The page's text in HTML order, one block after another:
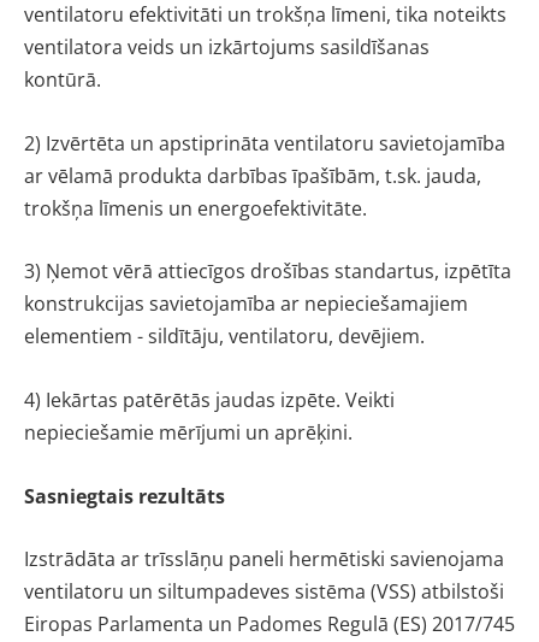
ventilatoru efektivitāti un trokšņa līmeni, tika noteikts
ventilatora veids un izkārtojums sasildīšanas
kontūrā.
2) Izvērtēta un apstiprināta ventilatoru savietojamība
ar vēlamā produkta darbības īpašībām, t.sk. jauda,
trokšņa līmenis un energoefektivitāte.
3) Ņemot vērā attiecīgos drošības standartus, izpētīta
konstrukcijas savietojamība ar nepieciešamajiem
elementiem - sildītāju, ventilatoru, devējiem.
4) Iekārtas patērētās jaudas izpēte. Veikti
nepieciešamie mērījumi un aprēķini.
Sasniegtais rezultāts
Izstrādāta ar trīsslāņu paneli hermētiski savienojama
ventilatoru un siltumpadeves sistēma (VSS) atbilstoši
Eiropas Parlamenta un Padomes Regulā (ES) 2017/745